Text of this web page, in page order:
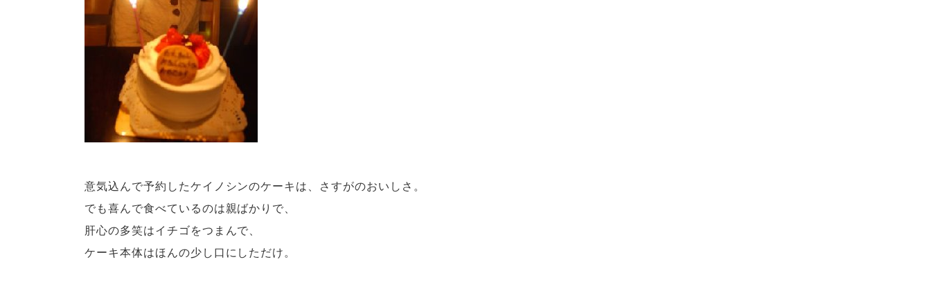
意気込んで予約したケイノシンのケーキは、さすがのおいしさ。
でも喜んで食べているのは親ばかりで、
肝心の多笑はイチゴをつまんで、
ケーキ本体はほんの少し口にしただけ。